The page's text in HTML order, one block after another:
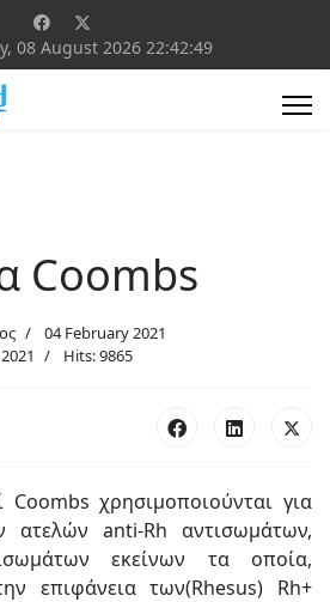
08 August 2026 22:42:49
Coombs
04 February 2021
Hits: 9865
Coombs χρησιμοποιούνται για
ατελών anti-Rh αντισωμάτων,
εκείνων τα οποία,
επιφάνεια των(Rhesus) Rh+